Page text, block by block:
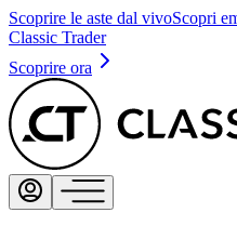
Scoprire le aste dal vivoScopri
Classic Trader
Scoprire ora